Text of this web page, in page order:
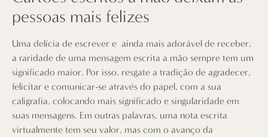
pessoas mais felizes
Uma delícia de escrever e ainda mais adorável de receber,
a raridade de uma mensagem escrita a mão sempre tem um
significado maior. Por isso, resgate a tradição de agradecer,
felicitar e comunicar-se através do papel, com a sua
caligrafia, colocando mais significado e singularidade em
suas mensagens. Em outras palavras, uma nota escrita
virtualmente tem seu valor, mas com o avanço da